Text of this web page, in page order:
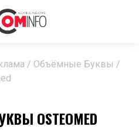
/ Объёмные Буквы /
OSTEOMED